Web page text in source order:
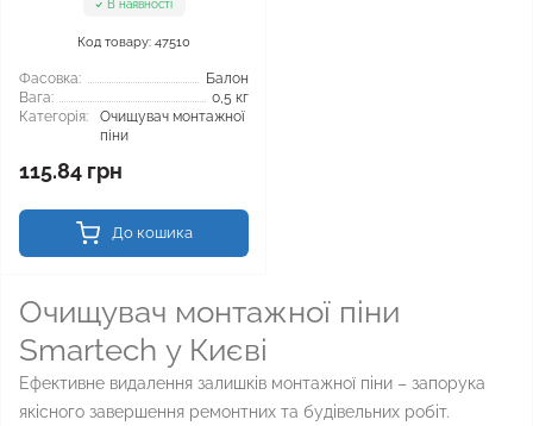
В наявності
Код товару: 47510
Фасовка:
Балон
Вага:
0,5 кг
Категорія:
Очищувач монтажної
піни
115.84 грн
До кошика
Очищувач монтажної піни
Smartech у Києві
Ефективне видалення залишків монтажної піни – запорука
якісного завершення ремонтних та будівельних робіт.